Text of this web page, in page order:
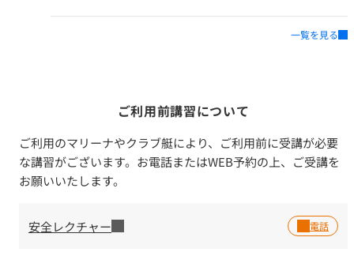
一覧を見る
ご利用前講習について
ご利用のマリーナやクラブ艇により、ご利用前に受講が必要
な講習がございます。お電話またはWEB予約の上、ご受講を
お願いいたします。
安全レクチャー